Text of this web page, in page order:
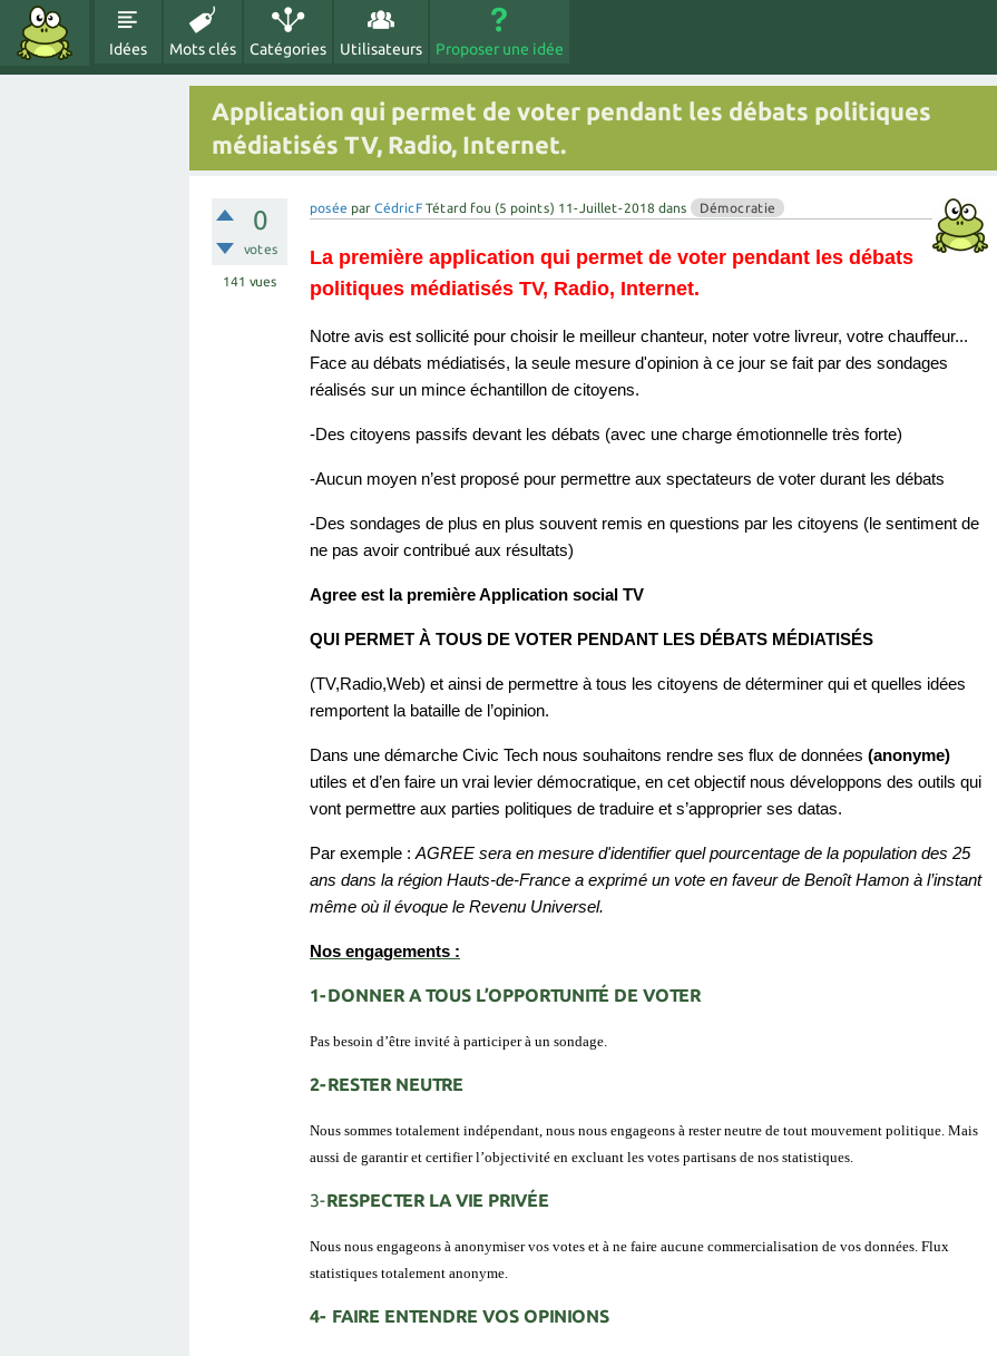
Idées Mots clés Catégories Utilisateurs Proposer une idée
Application qui permet de voter pendant les débats politiques
médiatisés TV, Radio, Internet.
0
votes
141 vues
posée par CédricF Tétard fou (5 points) 11-Juillet-2018 dans Démocratie
La première application qui permet de voter pendant les débats
politiques médiatisés TV, Radio, Internet.
Notre avis est sollicité pour choisir le meilleur chanteur, noter votre livreur, votre chauffeur...
Face au débats médiatisés, la seule mesure d'opinion à ce jour se fait par des sondages
réalisés sur un mince échantillon de citoyens.
-Des citoyens passifs devant les débats (avec une charge émotionnelle très forte)
-Aucun moyen n’est proposé pour permettre aux spectateurs de voter durant les débats
-Des sondages de plus en plus souvent remis en questions par les citoyens (le sentiment de
ne pas avoir contribué aux résultats)
Agree est la première Application social TV
QUI PERMET À TOUS DE VOTER PENDANT LES DÉBATS MÉDIATISÉS
(TV,Radio,Web) et ainsi de permettre à tous les citoyens de déterminer qui et quelles idées
remportent la bataille de l’opinion.
Dans une démarche Civic Tech nous souhaitons rendre ses flux de données (anonyme)
utiles et d’en faire un vrai levier démocratique, en cet objectif nous développons des outils qui
vont permettre aux parties politiques de traduire et s’approprier ses datas.
Par exemple : AGREE sera en mesure d'identifier quel pourcentage de la population des 25
ans dans la région Hauts-de-France a exprimé un vote en faveur de Benoît Hamon à l’instant
même où il évoque le Revenu Universel.
Nos engagements :
1-DONNER A TOUS L’OPPORTUNITÉ DE VOTER
Pas besoin d’être invité à participer à un sondage.
2-RESTER NEUTRE
Nous sommes totalement indépendant, nous nous engageons à rester neutre de tout mouvement politique. Mais
aussi de garantir et certifier l’objectivité en excluant les votes partisans de nos statistiques.
3-RESPECTER LA VIE PRIVÉE
Nous nous engageons à anonymiser vos votes et à ne faire aucune commercialisation de vos données. Flux
statistiques totalement anonyme.
4- FAIRE ENTENDRE VOS OPINIONS